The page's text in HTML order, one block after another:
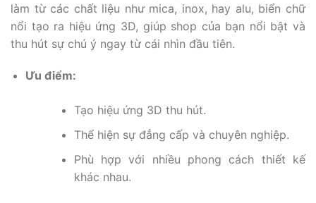
làm từ các chất liệu như mica, inox, hay alu, biển chữ
nổi tạo ra hiệu ứng 3D, giúp shop của bạn nổi bật và
thu hút sự chú ý ngay từ cái nhìn đầu tiên.
Ưu điểm:
Tạo hiệu ứng 3D thu hút.
Thể hiện sự đẳng cấp và chuyên nghiệp.
Phù hợp với nhiều phong cách thiết kế
khác nhau.